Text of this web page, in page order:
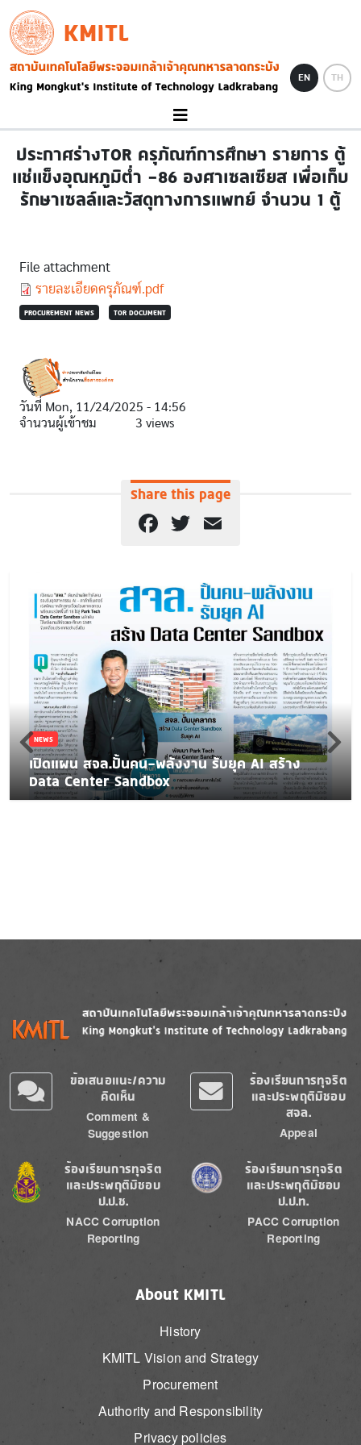
Skip to main content
KMITL
Image
EN TH
ประกาศร่างTOR ครุภัณฑ์การศึกษา รายการ ตู้
แช่แข็งอุณหภูมิต่ำ -86 องศาเซลเซียส เพื่อเก็บ
รักษาเซลล์และวัสดุทางการแพทย์ จำนวน 1 ตู้
File attachment
Document
รายละเอียดครุภัณฑ์.pdf
PROCUREMENT NEWS TOR DOCUMENT
วันที่ Mon, 11/24/2025 - 14:56
จำนวนผู้เข้าชม
3 views
Share this page
Facebook
Twitter
NEWS
เปิดแผน สจล.ปั้นคน-พลังงาน รับยุค AI สร้าง
Data Center Sandbox
Image
ข้อเสนอแนะ/ความ
คิดเห็น
Comment &
Suggestion
ร้องเรียนการทุจริต
และประพฤติมิชอบ
สจล.
Appeal
Image
ร้องเรียนการทุจริต
และประพฤติมิชอบ
ป.ป.ช.
NACC Corruption
Reporting
Image
ร้องเรียนการทุจริต
และประพฤติมิชอบ
ป.ป.ท.
PACC Corruption
Reporting
About KMITL
History
KMITL Vision and Strategy
Procurement
Authority and Responsibility
Privacy policies